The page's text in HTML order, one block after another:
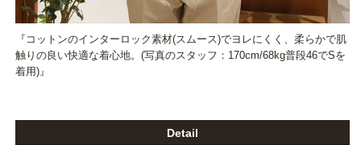
『コットンのインターロック素材(スムース)でヨレにくく、柔らかで肌
触りの良い快適な着心地。(写真のスタッフ：170cm/68kg普段46でSを
着用)』
Detail